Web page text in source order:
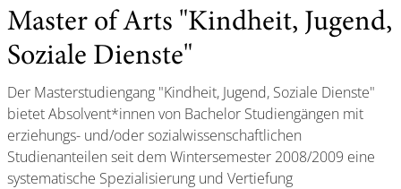
Master of Arts "Kindheit, Jugend,
Soziale Dienste"
Der Masterstudiengang "Kindheit, Jugend, Soziale Dienste"
bietet Absolvent*innen von Bachelor Studiengängen mit
erziehungs- und/oder sozialwissenschaftlichen
Studienanteilen seit dem Wintersemester 2008/2009 eine
systematische Spezialisierung und Vertiefung